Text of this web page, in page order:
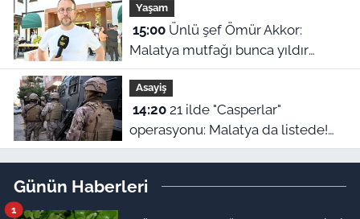
Yaşam
15:00Ünlü şef Ömür Akkor:
Malatya mutfağı bunca yıldır
kendini gizlemiş
Asayiş
14:2021 ilde "Casperlar"
operasyonu: Malatya da listede!
151 kişiye dava açıldı
Günün Haberleri
1